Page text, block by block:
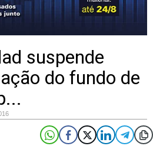
suspende
do fundo de